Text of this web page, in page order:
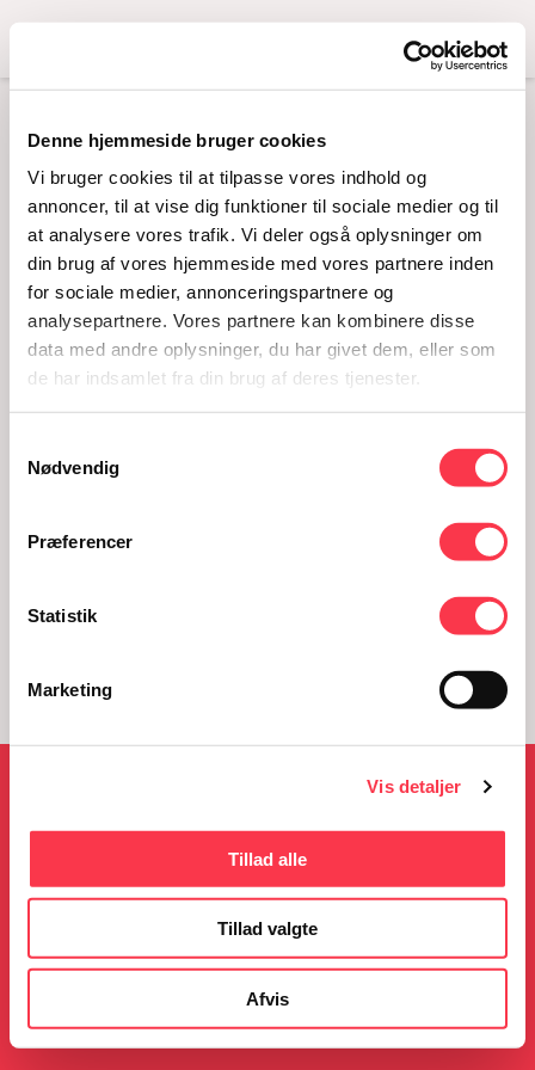
Denne hjemmeside bruger cookies
Vi bruger cookies til at tilpasse vores indhold og
annoncer, til at vise dig funktioner til sociale medier og til
at analysere vores trafik. Vi deler også oplysninger om
din brug af vores hjemmeside med vores partnere inden
for sociale medier, annonceringspartnere og
analysepartnere. Vores partnere kan kombinere disse
data med andre oplysninger, du har givet dem, eller som
de har indsamlet fra din brug af deres tjenester.
Nødvendig
Præferencer
Statistik
Marketing
Vis detaljer
Tillad alle
Tillad valgte
Afvis
Menu
OVERGANGE
BRINKMANNS BRIKS
NYHEDER
KØN på Kulturmødet
Gratis guidede ture i
sommerferien
Læs mere